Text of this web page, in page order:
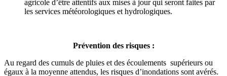
agricole d’être attentifs aux mises à jour qui seront faites par
les services météorologiques et hydrologiques.
Prévention des risques :
Au regard des cumuls de pluies et des écoulements supérieurs ou
égaux à la moyenne attendus, les risques d’inondations sont avérés.